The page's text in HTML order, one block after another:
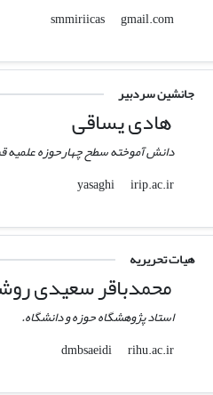
smmiriicas
gmail.com
جانشین سردبیر
هادی یساقی
دانش آموخته سطح چهارحوزه
yasaghi
irip.ac.ir
هیات تحریریه
محمدباقر سعیدی
استاد پژوهشگاه حوزه و دانشگاه.
dmbsaeidi
rihu.ac.ir